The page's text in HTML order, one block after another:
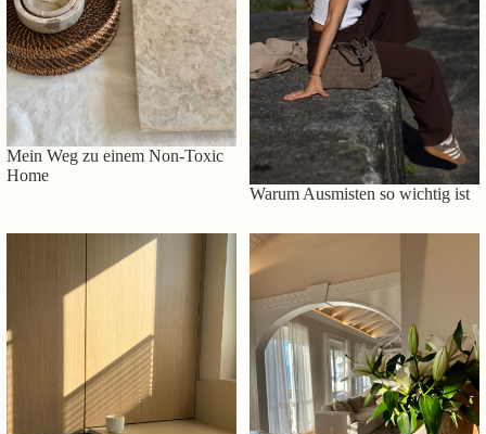
Mein Weg zu einem Non-Toxic
Home
Warum Ausmisten so wichtig ist